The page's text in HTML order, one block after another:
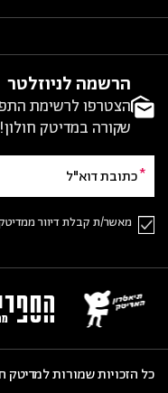
הרשמה לניוזלטר
הצטרפו לרשימת
שקורה במדיטק חולון!
מאשר/ת קבלת דיוור
כל הזכויות שמורות למדיטק חולון